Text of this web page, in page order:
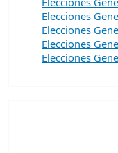
Elecciones
Elecciones
Elecciones
Elecciones